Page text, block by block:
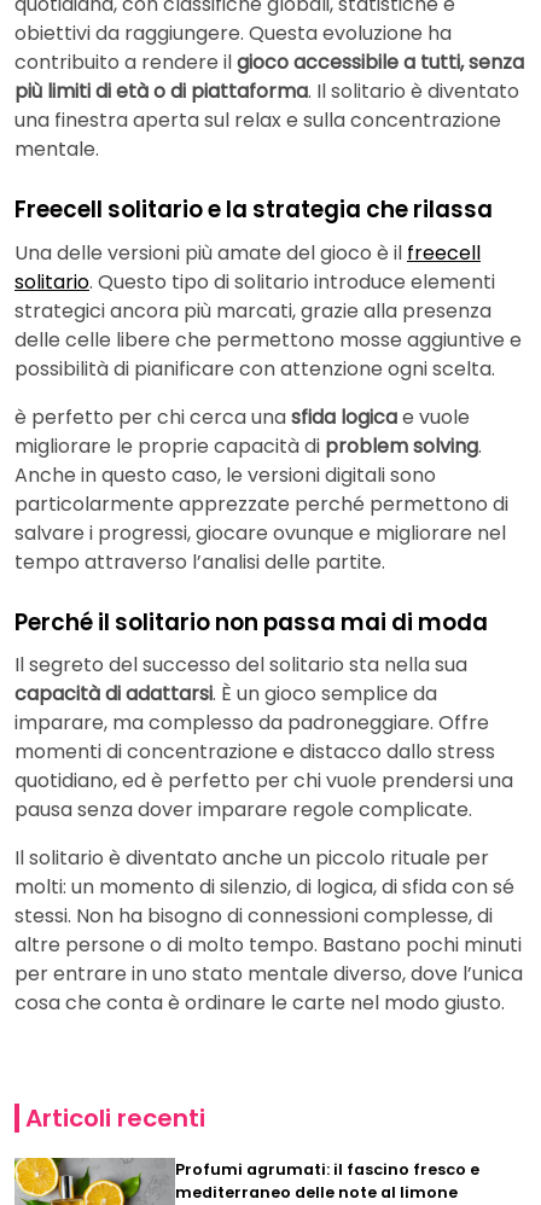
obiettivi da raggiungere. Questa evoluzione ha
contribuito a rendere ilgioco accessibile a tutti, senza
più limiti di età o di piattaforma. Il solitario è diventato
una finestra aperta sul relax e sulla concentrazione
mentale.
Freecell solitario e la strategia che rilassa
Una delle versioni più amate del gioco è il freecell
solitario. Questo tipo di solitario introduce elementi
strategici ancora più marcati, grazie alla presenza
delle celle libere che permettono mosse aggiuntive e
possibilità di pianificare con attenzione ogni scelta.
è perfetto per chi cerca unasfida logicae vuole
migliorare le proprie capacità di problem solving.
Anche in questo caso, le versioni digitali sono
particolarmente apprezzate perché permettono di
salvare i progressi, giocare ovunque e migliorare nel
tempo attraverso l’analisi delle partite.
Perché il solitario non passa mai di moda
Il segreto del successo del solitario sta nella sua
capacità di adattarsi. È un gioco semplice da
imparare, ma complesso da padroneggiare. Offre
momenti di concentrazione e distacco dallo stress
quotidiano, ed è perfetto per chi vuole prendersi una
pausa senza dover imparare regole complicate.
Il solitario è diventato anche un piccolo rituale per
molti: un momento di silenzio, di logica, di sfida con sé
stessi. Non ha bisogno di connessioni complesse, di
altre persone o di molto tempo. Bastano pochi minuti
per entrare in uno stato mentale diverso, dove l’unica
cosa che conta è ordinare le carte nel modo giusto.
Articoli recenti
Profumi agrumati: il fascino fresco e
mediterraneo delle note al limone